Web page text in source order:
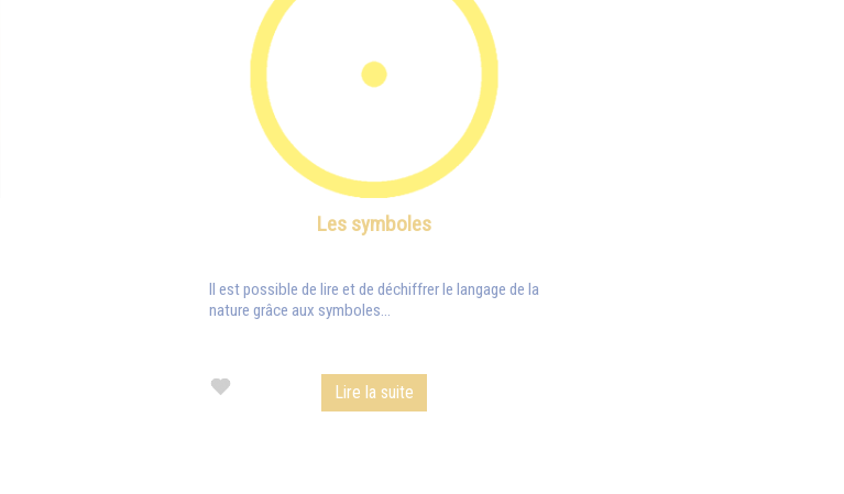
Les symboles
Il est possible de lire et de déchiffrer le langage de la
nature grâce aux symboles...
Lire la suite